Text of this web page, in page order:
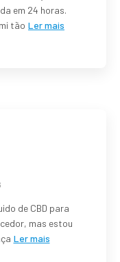
em 24 horas.
tão Ler mais
de CBD para
mas estou
Ler mais